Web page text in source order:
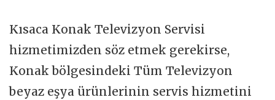
Kısaca Konak Televizyon Servisi
hizmetimizden söz etmek gerekirse,
Konak bölgesindeki Tüm Televizyon
beyaz eşya ürünlerinin servis hizmetini